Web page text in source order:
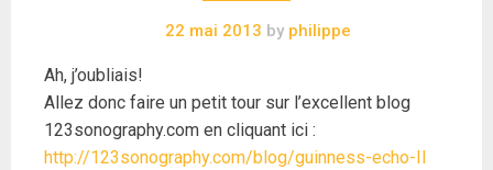
22 mai 2013 byphilippe
Ah, j’oubliais!
Allez donc faire un petit tour sur l’excellent blog
123sonography.com en cliquant ici :
http://123sonography.com/blog/guinness-echo-II